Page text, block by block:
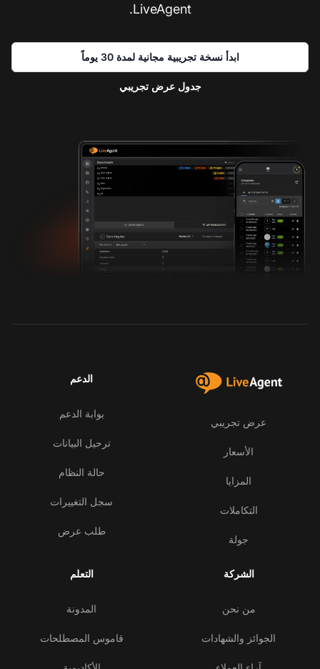
LiveAgent.
ابدأ نسخة تجريبية مجانية لمدة 30 يوماً
جدول عرض تجريبي
عرض تجريبي
الأسعار
المزايا
التكاملات
جولة
الدعم
بوابة الدعم
ترحيل البيانات
حالة النظام
سجل التغييرات
طلب عرض
الشركة
من نحن
الجوائز والشهادات
التعلم
المدونة
قاموس المصطلحات